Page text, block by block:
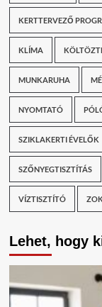
KERTTERVEZŐ
KLÍMA
MUNKARUHA
NYOMTATÓ
SZIKLAKERTI ÉVELŐK
SZŐNYEGTISZTÍTÁS
VÍZTISZTÍTÓ
Lehet, hogy